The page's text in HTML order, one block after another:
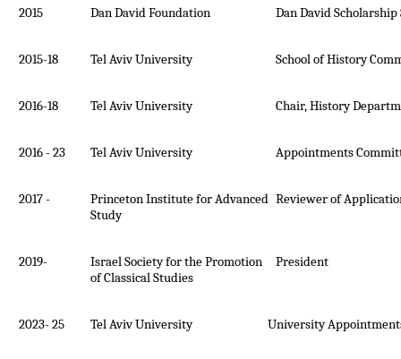
2015 Dan David Foundation Dan David
2015-18 Tel Aviv University School of History
2016-18 Tel Aviv University Chair, History
2016 - 23 Tel Aviv University Appointments
2017 -
Princeton Institute for Advanced
Study
Reviewer of
2019-
Israel Society for the Promotion
of Classical Studies
President
2023- 25 Tel Aviv University University Appointments